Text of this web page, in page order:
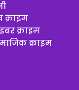
क्राइम
क्राइम
क्राइम